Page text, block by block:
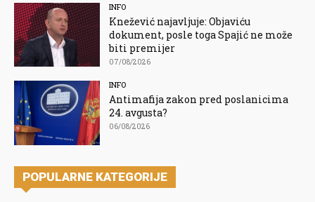
INFO
Knežević najavljuje: Objaviću
dokument, posle toga Spajić ne može
biti premijer
07/08/2026
INFO
Antimafija zakon pred poslanicima
24. avgusta?
06/08/2026
POPULARNE KATEGORIJE